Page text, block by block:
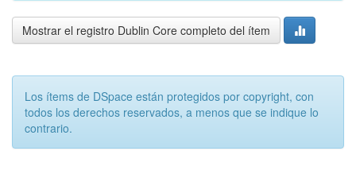
Mostrar el registro Dublin Core completo del ítem
Los ítems de DSpace están protegidos por copyright, con
todos los derechos reservados, a menos que se indique lo
contrario.